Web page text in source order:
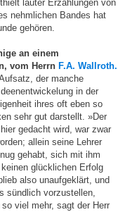
lauter Erzählungen von
nehmlichen Bandes hat
gehören.
an einem
vom Herrn F.A. Wallroth.
der manche
in der
ihres oft eben so
sehr gut darstellt. »Der
gedacht wird, war zwar
allein seine Lehrer
gehabt, sich mit ihm
glücklichen Erfolg
also unaufgeklärt, und
sündlich vorzustellen,
viel mehr, sagt der Herr